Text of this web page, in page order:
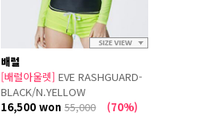
배럴
[배럴아울렛] EVE RASHGUARD-
BLACK/N.YELLOW
16,500 won55,000 (70%)